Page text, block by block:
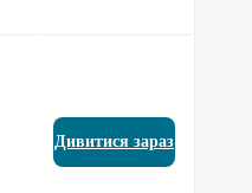
Дивитися зараз